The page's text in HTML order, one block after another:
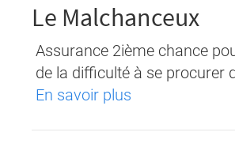
Le Malchanceux
Assurance 2ième chance
de la difficulté à se procurer
En savoir plus